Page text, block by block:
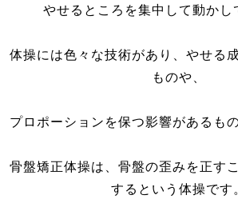
やせるところを集中して動かし
体操には色々な技術があり、やせる
ものや、
プロポーションを保つ影響があるも
骨盤矯正体操は、骨盤の歪みを正す
するという体操です。